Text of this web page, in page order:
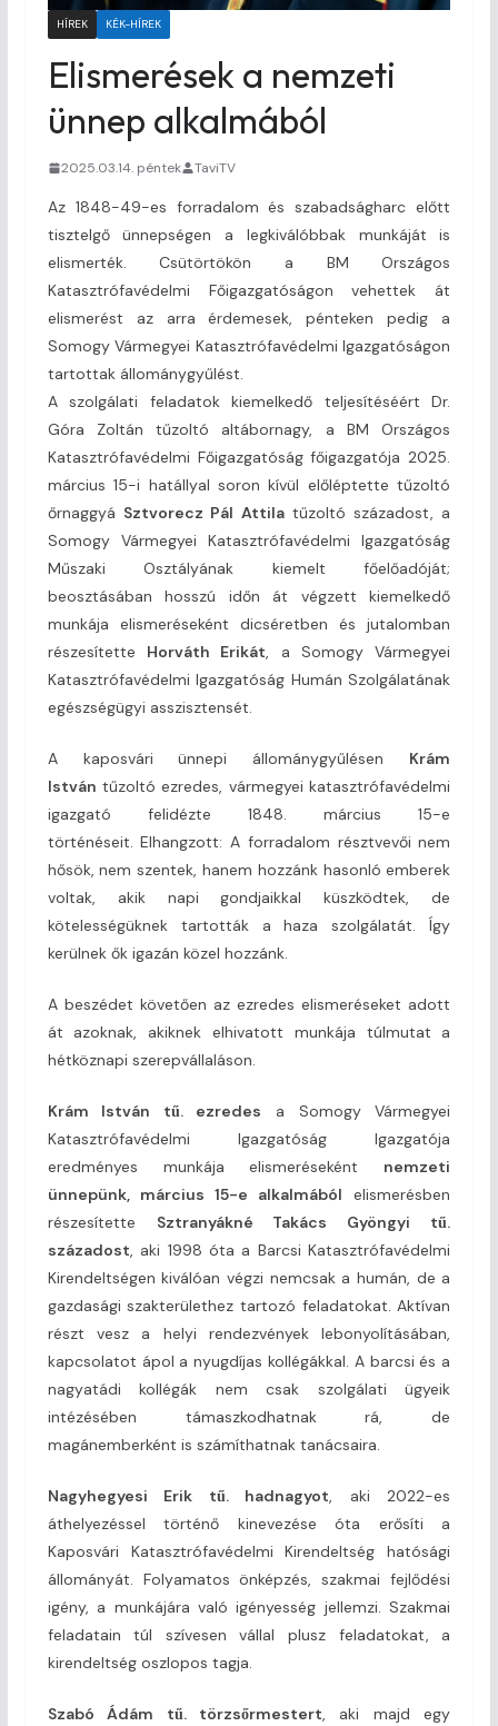
HÍREK KÉK-HÍREK
Elismerések a nemzeti
ünnep alkalmából
2025.03.14. péntek TaviTV
Az 1848-49-es forradalom és szabadságharc előtt
tisztelgő ünnepségen a legkiválóbbak munkáját is
elismerték. Csütörtökön a BM Országos
Katasztrófavédelmi Főigazgatóságon vehettek át
elismerést az arra érdemesek, pénteken pedig a
Somogy Vármegyei Katasztrófavédelmi Igazgatóságon
tartottak állománygyűlést.
A szolgálati feladatok kiemelkedő teljesítéséért Dr.
Góra Zoltán tűzoltó altábornagy, a BM Országos
Katasztrófavédelmi Főigazgatóság főigazgatója 2025.
március 15-i hatállyal soron kívül előléptette tűzoltó
őrnaggyá Sztvorecz Pál Attilatűzoltó századost, a
Somogy Vármegyei Katasztrófavédelmi Igazgatóság
Műszaki Osztályának kiemelt főelőadóját;
beosztásában hosszú időn át végzett kiemelkedő
munkája elismeréseként dicséretben és jutalomban
részesítette Horváth Erikát, a Somogy Vármegyei
Katasztrófavédelmi Igazgatóság Humán Szolgálatának
egészségügyi asszisztensét.
A kaposvári ünnepi állománygyűlésen Krám
István tűzoltó ezredes, vármegyei katasztrófavédelmi
igazgató felidézte 1848. március 15-e
történéseit. Elhangzott: A forradalom résztvevői nem
hősök, nem szentek, hanem hozzánk hasonló emberek
voltak, akik napi gondjaikkal küszködtek, de
kötelességüknek tartották a haza szolgálatát. Így
kerülnek ők igazán közel hozzánk.
A beszédet követően az ezredes elismeréseket adott
át azoknak, akiknek elhivatott munkája túlmutat a
hétköznapi szerepvállaláson.
Krám István tű. ezredes a Somogy Vármegyei
Katasztrófavédelmi Igazgatóság Igazgatója
eredményes munkája elismeréseként nemzeti
ünnepünk, március 15-e alkalmából elismerésben
részesítette Sztranyákné Takács Gyöngyi tű.
századost, aki 1998 óta a Barcsi Katasztrófavédelmi
Kirendeltségen kiválóan végzi nemcsak a humán, de a
gazdasági szakterülethez tartozó feladatokat. Aktívan
részt vesz a helyi rendezvények lebonyolításában,
kapcsolatot ápol a nyugdíjas kollégákkal. A barcsi és a
nagyatádi kollégák nem csak szolgálati ügyeik
intézésében támaszkodhatnak rá, de
magánemberként is számíthatnak tanácsaira.
Nagyhegyesi Erik tű. hadnagyot, aki 2022-es
áthelyezéssel történő kinevezése óta erősíti a
Kaposvári Katasztrófavédelmi Kirendeltség hatósági
állományát. Folyamatos önképzés, szakmai fejlődési
igény, a munkájára való igényesség jellemzi. Szakmai
feladatain túl szívesen vállal plusz feladatokat, a
kirendeltség oszlopos tagja.
Szabó Ádám tű. törzsőrmestert, aki majd egy